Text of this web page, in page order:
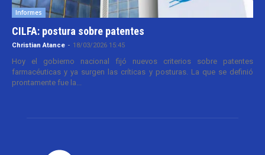
Informes
CILFA: postura sobre patentes
Christian Atance - 18/03/2026 15:45
Hoy el gobierno nacional fijó nuevos criterios sobre patentes
farmacéuticas y ya surgen las críticas y posturas. La que se definió
prontamente fue la...